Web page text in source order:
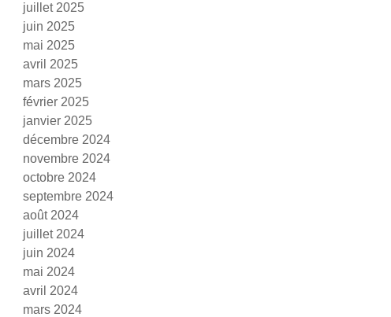
juillet 2025
juin 2025
mai 2025
avril 2025
mars 2025
février 2025
janvier 2025
décembre 2024
novembre 2024
octobre 2024
septembre 2024
août 2024
juillet 2024
juin 2024
mai 2024
avril 2024
mars 2024